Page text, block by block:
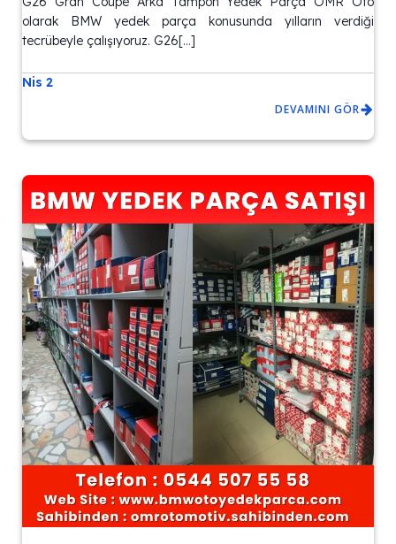
olarak BMW yedek parça konusunda yılların verdiği
tecrübeyle çalışıyoruz. G26[…]
Nis 2
DEVAMINI GÖR